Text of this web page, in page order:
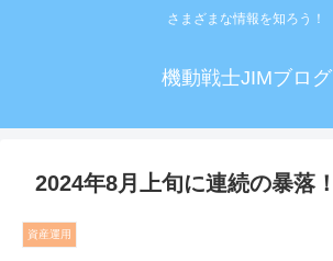
さまざまな情報を知ろう！
機動戦士JIMブログ
2024年8月上旬に連続の暴落！
資産運用